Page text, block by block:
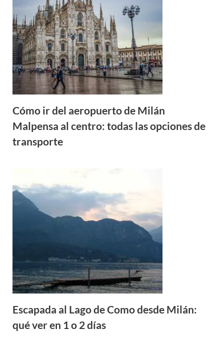
Cómo ir del aeropuerto de Milán
Malpensa al centro: todas las opciones de
transporte
Escapada al Lago de Como desde Milán:
qué ver en 1 o 2 días